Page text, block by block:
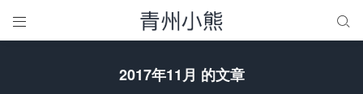
 
2017年11月 的文章